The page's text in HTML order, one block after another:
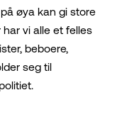
øya kan gi store
vi alle et felles
beboere,
seg til